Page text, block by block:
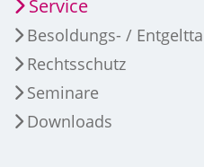
Service
Besoldungs- /
Rechtsschutz
Seminare
Downloads